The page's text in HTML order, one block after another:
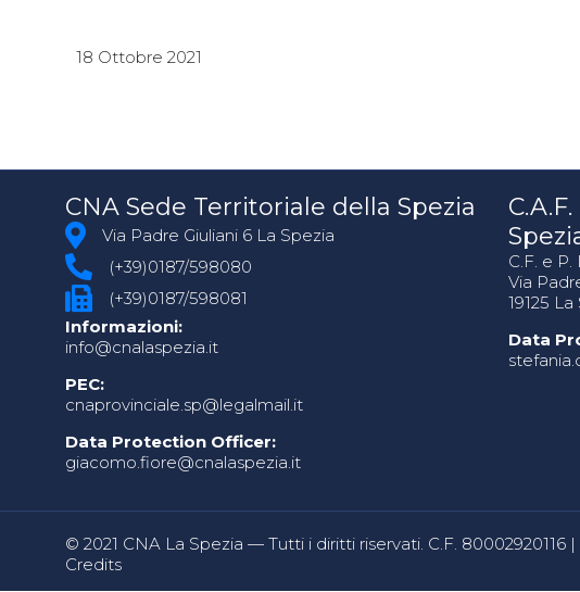
18 Ottobre 2021
CNA Sede Territoriale della Spezia
Via Padre Giuliani 6 La Spezia
(+39)0187/598080
(+39)0187/598081
Informazioni:
info@cnalaspezia.it
PEC:
cnaprovinciale.sp@legalmail.it
Data Protection Officer:
giacomo.fiore@cnalaspezia.it
C.F. e P.
Via
19125
Data
© 2021 CNA La Spezia — Tutti i diritti riservati. C.F. 80002920116 |
Credits